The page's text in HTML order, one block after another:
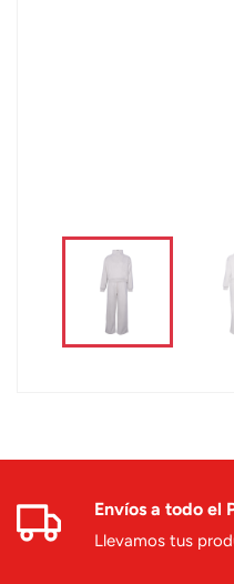
Envíos a todo el
Llevamos tus